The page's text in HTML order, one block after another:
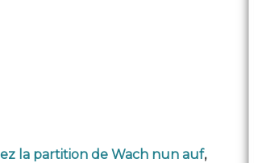
la partition de Wach nun auf,